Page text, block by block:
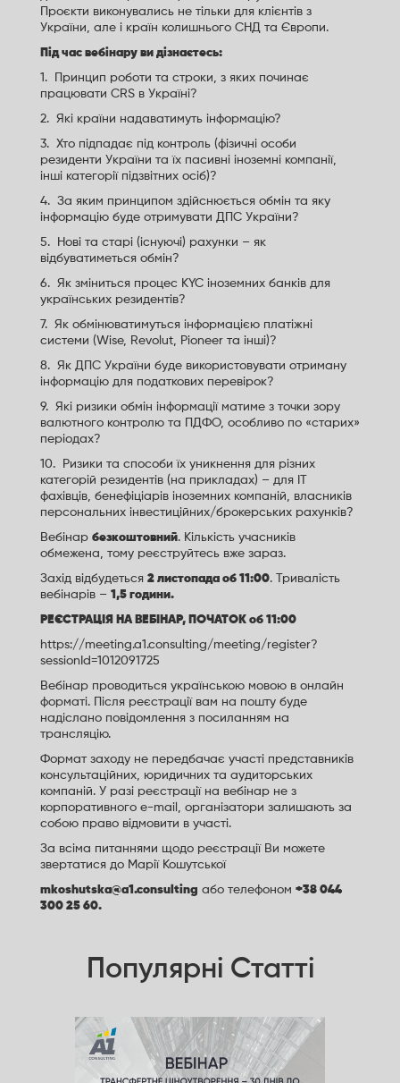
Проєкти виконувались не тільки для клієнтів з
України, але і країн колишнього СНД та Європи.
Під час вебінару ви дізнаєтесь:
1. Принцип роботи та строки, з яких починає
працювати CRS в Україні?
2. Які країни надаватимуть інформацію?
3. Хто підпадає під контроль (фізичні особи
резиденти України та їх пасивні іноземні компанії,
інші категорії підзвітних осіб)?
4. За яким принципом здійснюється обмін та яку
інформацію буде отримувати ДПС України?
5. Нові та старі (існуючі) рахунки – як
відбуватиметься обмін?
6. Як зміниться процес KYC іноземних банків для
українських резидентів?
7. Як обмінюватимуться інформацією платіжні
системи (Wise, Revolut, Pioneer та інші)?
8. Як ДПС України буде використовувати отриману
інформацію для податкових перевірок?
9. Які ризики обмін інформації матиме з точки зору
валютного контролю та ПДФО, особливо по «старих»
періодах?
10. Ризики та способи їх уникнення для різних
категорій резидентів (на прикладах) – для ІТ
фахівців, бенефіціарів іноземних компаній, власників
персональних інвестиційних/брокерських рахунків?
Вебінар безкоштовний. Кількість учасників
обмежена, тому реєструйтесь вже зараз.
Захід відбудеться 2 листопада об 11:00. Тривалість
вебінарів – 1,5 години.
РЕЄСТРАЦІЯ НА ВЕБІНАР, ПОЧАТОК об 11:00
https://meeting.a1.consulting/meeting/register?
sessionId=1012091725
Вебінар проводиться українською мовою в онлайн
форматі. Після реєстрації вам на пошту буде
надіслано повідомлення з посиланням на
трансляцію.
Формат заходу не передбачає участі представників
консультаційних, юридичних та аудиторських
компаній. У разі реєстрації на вебінар не з
корпоративного e-mail, організатори залишають за
собою право відмовити в участі.
За всіма питаннями щодо реєстрації Ви можете
звертатися до Марії Кошутської
mkoshutska@a1.consulting або телефоном +38 044
300 25 60.
Популярні Статті